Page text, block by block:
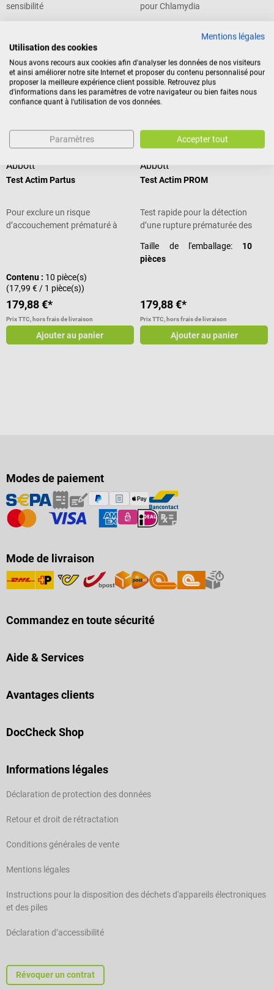
sensibilité
43,14 €*
Prix TTC, hors frais de livraison
pour Chlamydia
(2,28 € / 1 pièce(s))
45,54 €*
Prix TTC, hors frais de livraison
Abbott
Test Actim Partus
Pour exclure un risque
d’accouchement prématuré à
Contenu : 10 pièce(s)
(17,99 € / 1 pièce(s))
179,88 €*
Prix TTC, hors frais de livraison
Ajouter au panier
Abbott
Test Actim PROM
Test rapide pour la détection
d’une rupture prématurée des
Taille de l'emballage: 10
pièces
179,88 €*
Prix TTC, hors frais de livraison
Ajouter au panier
Modes de paiement
Mode de livraison
Commandez en toute sécurité
Aide & Services
Avantages clients
DocCheck Shop
Informations légales
Déclaration de protection des données
Retour et droit de rétractation
Conditions générales de vente
Mentions légales
Instructions pour la disposition des déchets d'appareils électroniques
et des piles
Déclaration d’accessibilité
Révoquer un contrat
Mentions légales
Utilisation des cookies
Nous avons recours aux cookies afin d'analyser les données de nos visiteurs
et ainsi améliorer notre site Internet et proposer du contenu personnalisé pour
proposer la meilleure expérience client possible. Retrouvez plus
d'informations dans les paramètres de votre navigateur ou bien faites nous
confiance quant à l'utilisation de vos données.
Paramètres Accepter tout